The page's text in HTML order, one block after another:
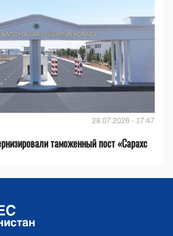
28.07.2026 - 17:47
таможенный пост «Сарахс